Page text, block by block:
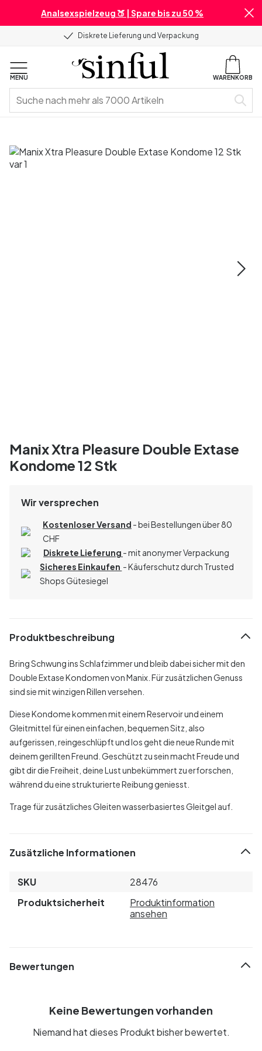
Analsexspielzeug 🍑 | Spare bis zu 50 %
Diskrete Lieferung und Verpackung
MENU WARENKORB
Manix Xtra Pleasure Double Extase
Kondome 12 Stk
Wir versprechen
Kostenloser Versand - bei Bestellungen über 80
CHF
Diskrete Lieferung - mit anonymer Verpackung
Sicheres Einkaufen - Käuferschutz durch Trusted
Shops Gütesiegel
Produktbeschreibung
Bring Schwung ins Schlafzimmer und bleib dabei sicher mit den
Double Extase Kondomen von Manix. Für zusätzlichen Genuss
sind sie mit winzigen Rillen versehen.
Diese Kondome kommen mit einem Reservoir und einem
Gleitmittel für einen einfachen, bequemen Sitz, also
aufgerissen, reingeschlüpft und los geht die neue Runde mit
deinem gerillten Freund. Geschützt zu sein macht Freude und
gibt dir die Freiheit, deine Lust unbekümmert zu erforschen,
während du eine strukturierte Reibung geniesst.
Trage für zusätzliches Gleiten wasserbasiertes Gleitgel auf.
Zusätzliche Informationen
SKU
28476
Produktsicherheit
Produktinformation
ansehen
Bewertungen
Keine Bewertungen vorhanden
Niemand hat dieses Produkt bisher bewertet.